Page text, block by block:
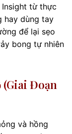
từ thực
hay dùng tay
để lại sẹo
bong tự nhiên
(Giai Đoạn
và hồng